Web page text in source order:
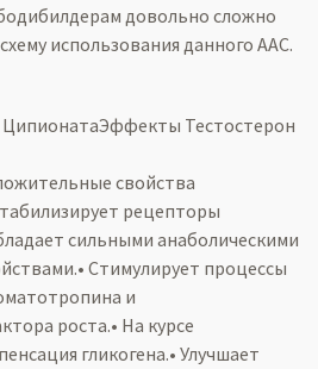
довольно сложно
использования данного ААС.
Тестостерон
свойства
рецепторы
сильными анаболическими
Стимулирует процессы
и
роста.• На курсе
гликогена.• Улучшает